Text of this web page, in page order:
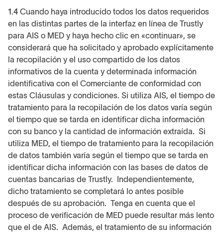
1.4 Cuando haya introducido todos los datos requeridos
en las distintas partes de la interfaz en línea de Trustly
para AIS o MED y haya hecho clic en «continuar», se
considerará que ha solicitado y aprobado explícitamente
la recopilación y el uso compartido de los datos
informativos de la cuenta y determinada información
identificativa con el Comerciante de conformidad con
estas Cláusulas y condiciones. Si utiliza AIS, el tiempo de
tratamiento para la recopilación de los datos varía según
el tiempo que se tarda en identificar dicha información
con su banco y la cantidad de información extraída. Si
utiliza MED, el tiempo de tratamiento para la recopilación
de datos también varía según el tiempo que se tarda en
identificar dicha información con las bases de datos de
cuentas bancarias de Trustly. Independientemente,
dicho tratamiento se completará lo antes posible
después de su aprobación. Tenga en cuenta que el
proceso de verificación de MED puede resultar más lento
que el de AIS. Además, el tratamiento de su información